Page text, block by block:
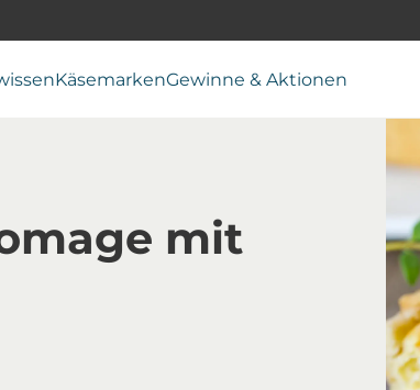
KäsemarkenGewinne & Aktionen
mit